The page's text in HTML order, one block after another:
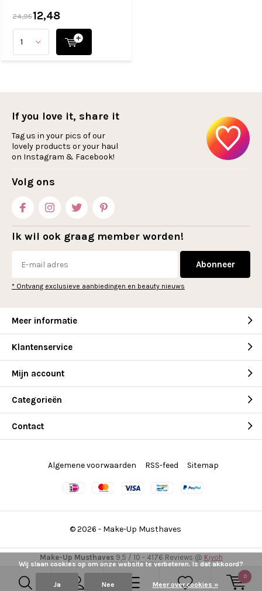
0
24,9512,48
If you love it, share it
Tag us in your pics of our
lovely products or your haul
on Instagram & Facebook!
Volg ons
Ik wil ook graag member worden!
Abonneer
* Ontvang exclusieve aanbiedingen en beauty nieuws
Meer informatie
Klantenservice
Mijn account
Categorieën
Contact
© 2026 - Make-Up Musthaves
Algemene voorwaarden RSS-feed Sitemap
Make-Up Musthaves9,5 / 10 - 4176 Reviews @ Kiyoh
Wij slaan cookies op om onze website te verbeteren. Is dat akkoord?
Ja Nee Meer over cookies »